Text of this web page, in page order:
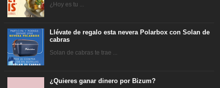
¿Hoy es tu ...
Llévate de regalo esta nevera Polarbox con Solan de
cabras
Solan de cabras te trae ...
¿Quieres ganar dinero por Bizum?